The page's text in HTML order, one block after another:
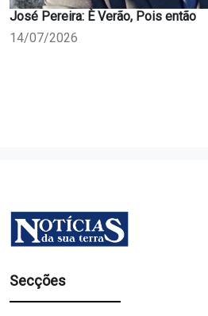
José Pereira: È Verão, Pois então
14/07/2026
Secções